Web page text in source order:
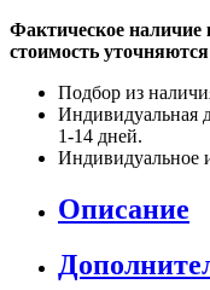
Фактическое наличие
стоимость
Подбор из
Индивидуальная
1-14 дней.
Индивидуальное
Описание